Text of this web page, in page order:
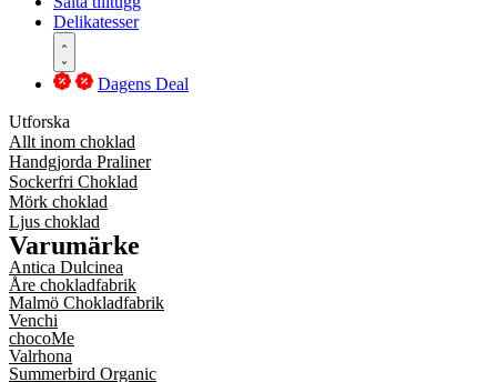
Delikatesser
Dagens Deal
Utforska
Allt inom choklad
Handgjorda Praliner
Sockerfri Choklad
Mörk choklad
Ljus choklad
Varumärke
Antica Dulcinea
Åre chokladfabrik
Malmö Chokladfabrik
Venchi
chocoMe
Valrhona
Summerbird Organic